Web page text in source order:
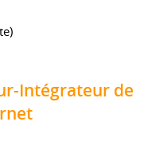
Intégrateur de